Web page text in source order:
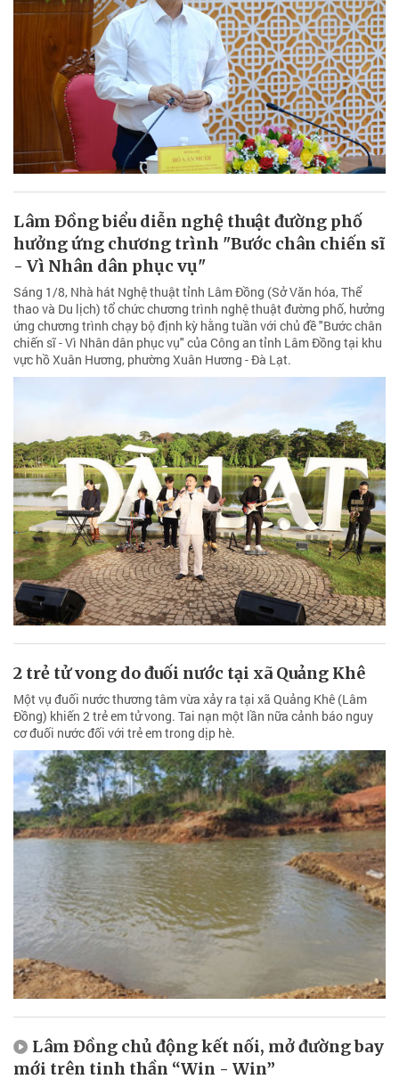
Lâm Đồng biểu diễn nghệ thuật đường phố
hưởng ứng chương trình "Bước chân chiến sĩ
- Vì Nhân dân phục vụ"
Sáng 1/8, Nhà hát Nghệ thuật tỉnh Lâm Đồng (Sở Văn hóa, Thể
thao và Du lịch) tổ chức chương trình nghệ thuật đường phố, hưởng
ứng chương trình chạy bộ định kỳ hằng tuần với chủ đề "Bước chân
chiến sĩ - Vì Nhân dân phục vụ" của Công an tỉnh Lâm Đồng tại khu
vực hồ Xuân Hương, phường Xuân Hương - Đà Lạt.
2 trẻ tử vong do đuối nước tại xã Quảng Khê
Một vụ đuối nước thương tâm vừa xảy ra tại xã Quảng Khê (Lâm
Đồng) khiến 2 trẻ em tử vong. Tai nạn một lần nữa cảnh báo nguy
cơ đuối nước đối với trẻ em trong dịp hè.
Lâm Đồng chủ động kết nối, mở đường bay
mới trên tinh thần “Win - Win”